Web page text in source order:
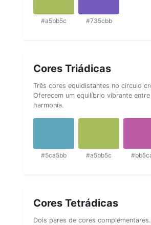
#a5bb5c #735cbb
Cores Triádicas
Três cores equidistantes no círculo
Oferecem um equilíbrio vibrante
harmonia.
#5ca5bb #a5bb5c
Cores Tetrádicas
Dois pares de cores